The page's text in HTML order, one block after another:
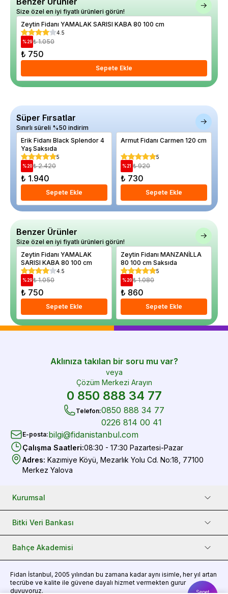
Sepet
Size özel en iyi fiyatlı ürünleri görün!
Zeytin Fidanı YAMALAK SARISI KABA 80 100 cm
4.5
%29 ₺ 1.050
₺ 750
Sepete Ekle
Süper Fırsatlar
Sınırlı süreli %50 indirim
Erik Fidanı Black Splendor 4
Yaş Saksıda
5
%20 ₺ 2.420
₺ 1.940
Sepete Ekle
Armut Fidanı Carmen 120 cm
5
%21 ₺ 920
₺ 730
Sepete Ekle
Benzer Ürünler
Size özel en iyi fiyatlı ürünleri görün!
Zeytin Fidanı YAMALAK
SARISI KABA 80 100 cm
4.5
%29 ₺ 1.050
₺ 750
Sepete Ekle
Zeytin Fidanı MANZANİLLA
80 100 cm Saksıda
5
%20 ₺ 1.080
₺ 860
Sepete Ekle
Aklınıza takılan bir soru mu var?
veya
Çözüm Merkezi Arayın
0 850 888 34 77
Telefon:0850 888 34 77
0226 814 00 41
E-posta:bilgi@fidanistanbul.com
Çalışma Saatleri:08:30 - 17:30 Pazartesi-Pazar
Adres: Kazımiye Köyü, Mezarlık Yolu Cd. No:18, 77100
Merkez Yalova
Kurumsal
Bitki Veri Bankası
Bahçe Akademisi
Fidan İstanbul, 2005 yılından bu zamana kadar aynı isimle, her yıl artan
tecrübe ve kalite ile güvene dayalı hizmet vermekten gurur
duyuyoruz.